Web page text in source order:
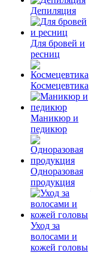
Депиляция
Для бровей и
ресниц
Космецевтика
Маникюр и
педикюр
Одноразовая
продукция
Уход за
волосами и
кожей головы